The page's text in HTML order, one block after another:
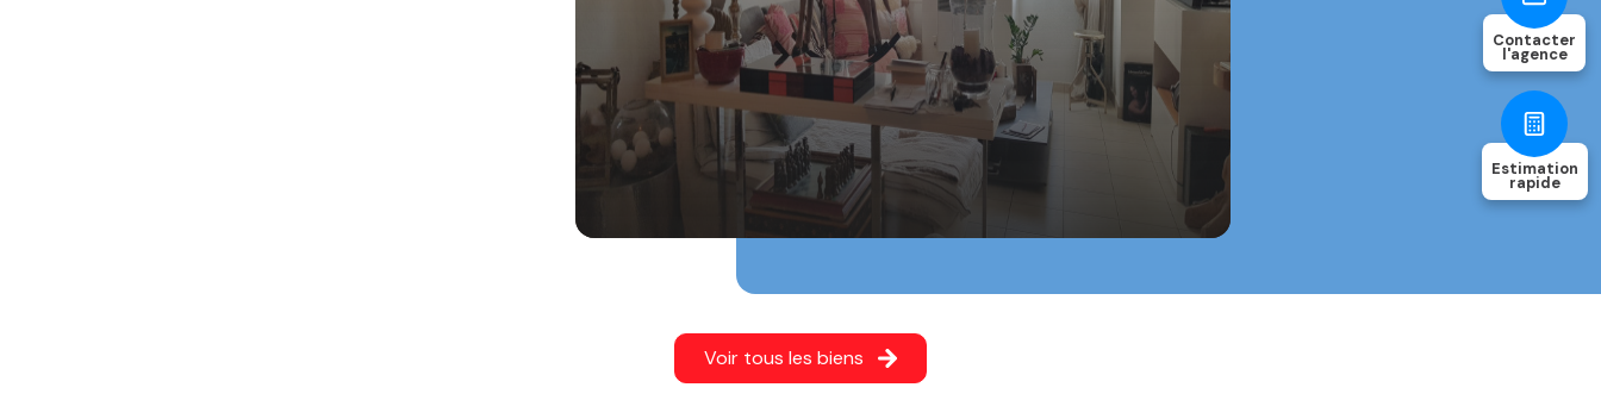
Voir tous les biens
Contacter
l'agence
Estimation
rapide